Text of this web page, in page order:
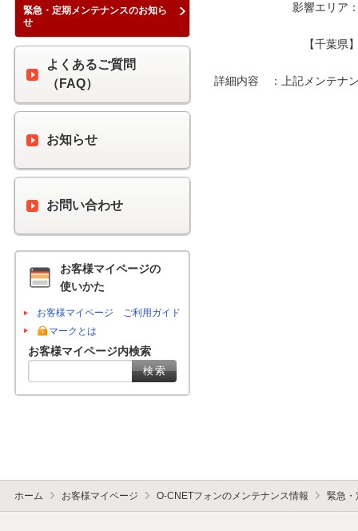
影響エリア：　下記
【千葉県
詳細内容　：上記メンテナ
緊急・定期メンテナンスのお知ら
せ
よくあるご質問
（FAQ）
お知らせ
お問い合わせ
お客様マイページの
使いかた
お客様マイページ ご利用ガイド
マークとは
お客様マイページ内検索
ホーム お客様マイページ O-CNETフォンのメンテナンス情報 緊急・